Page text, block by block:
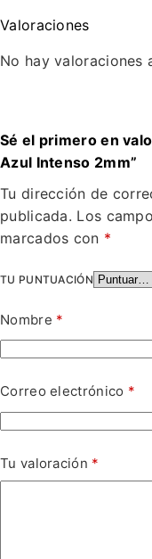
Valoraciones
No hay valoraciones
Sé el primero en
Azul Intenso 2mm”
Tu dirección de
publicada. Los
marcados con *
TU PUNTUACIÓN
Nombre *
Correo electrónico *
Tu valoración *